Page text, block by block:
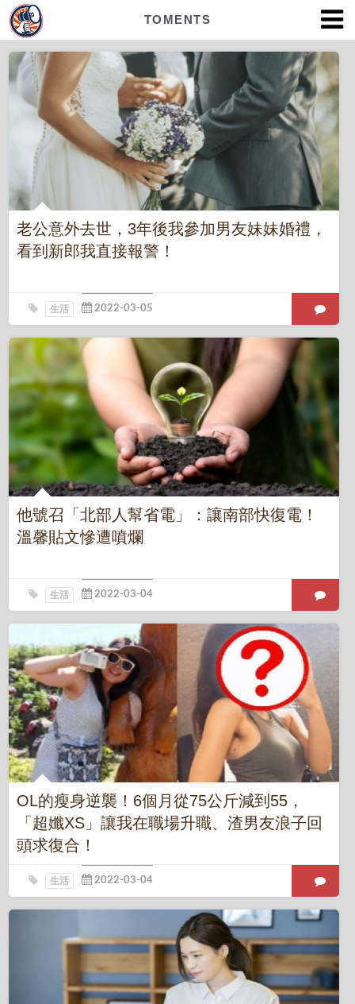
TOMENTS
老公意外去世，3年後我參加男友妹妹婚禮，
看到新郎我直接報警！
生活
他號召「北部人幫省電」：讓南部快復電！
溫馨貼文慘遭噴爛
生活
OL的瘦身逆襲！6個月從75公斤減到55，
「超孅XS」讓我在職場升職、渣男友浪子回
頭求復合！
生活